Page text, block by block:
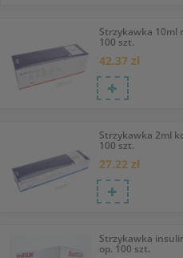
Strzykawka 10ml
100 szt.
42.37 zł
Strzykawka 2ml
100 szt.
27.22 zł
Strzykawka
op. 100 szt.